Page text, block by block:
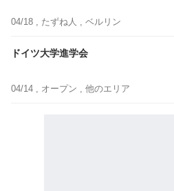
04/18 , たずね人 , ベルリン
ドイツ大学進学会
04/14 , オープン , 他のエリア